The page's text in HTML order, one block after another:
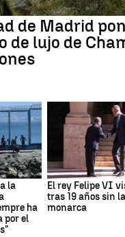
de Madrid
de lujo de
la
ha
por el
El rey Felipe VI
tras 19 años sin
monarca